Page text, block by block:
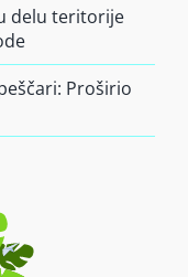
delu teritorije
Proširio